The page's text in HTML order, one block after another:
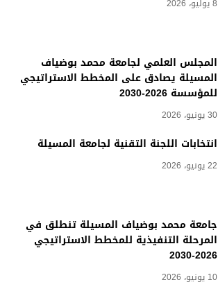
8 يوليو، 2026
المجلس العلمي لجامعة محمد بوضياف
المسيلة يصادق على المخطط الاستراتيجي
للمؤسسة 2026-2030
30 يونيو، 2026
انتخابات اللجنة التقنية لجامعة المسيلة
22 يونيو، 2026
جامعة محمد بوضياف المسيلة تنطلق في
المرحلة التنفيذية للمخطط الاستراتيجي
2026-2030
10 يونيو، 2026